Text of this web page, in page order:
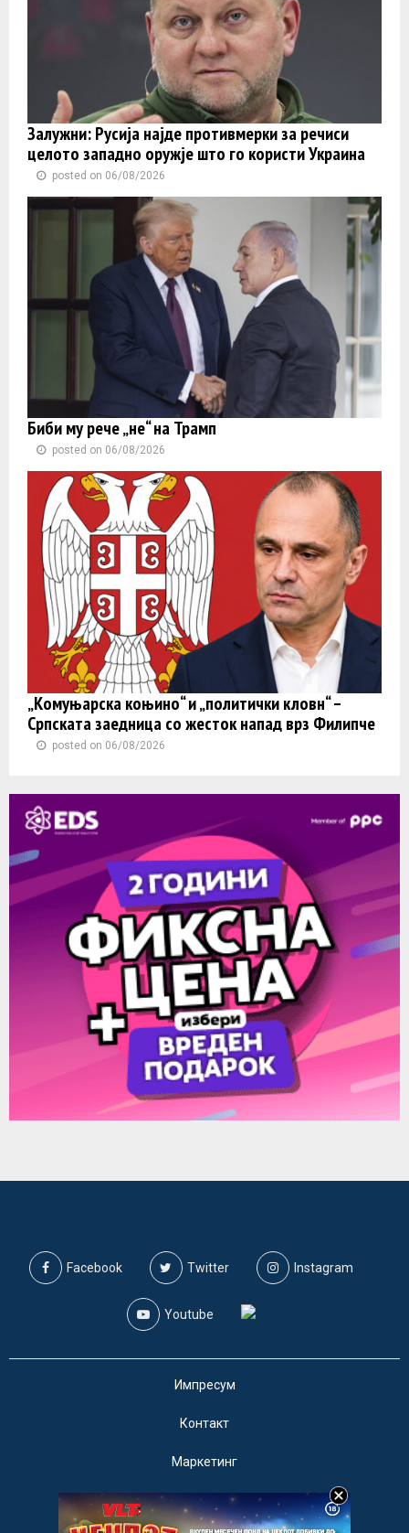
Залужни: Русија најде противмерки за речиси
целото западно оружје што го користи Украина
posted on 06/08/2026
Биби му рече „не“ на Трамп
posted on 06/08/2026
„Комуњарска коњино“ и „политички кловн“ –
Српската заедница со жесток напад врз Филипче
posted on 06/08/2026
Facebook Twitter Instagram
Youtube
Импресум
Контакт
Маркетинг
Услови за користење
@2019 - A1on. Сите права задржани.